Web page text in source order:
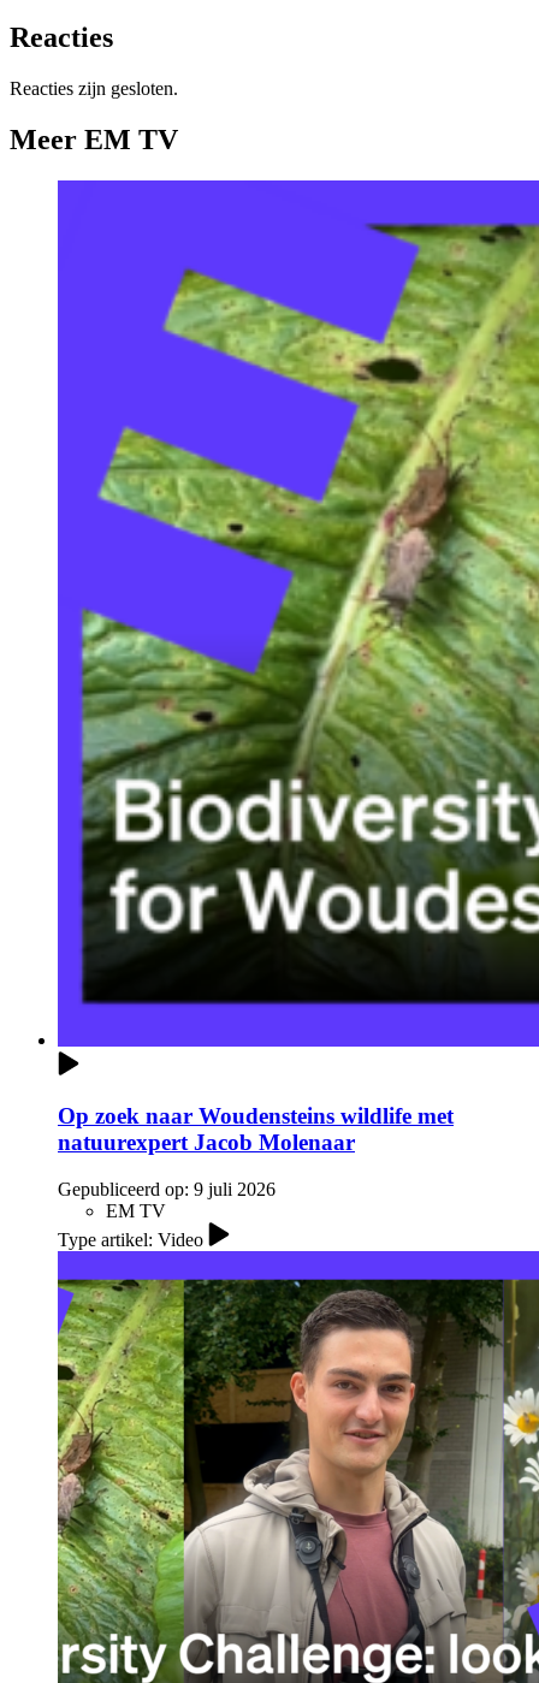
Reacties
Reacties zijn gesloten.
Meer EM TV
Op zoek naar Woudensteins wildlife met
natuurexpert Jacob Molenaar
Gepubliceerd op: 9 juli 2026
EM TV
Type artikel: Video